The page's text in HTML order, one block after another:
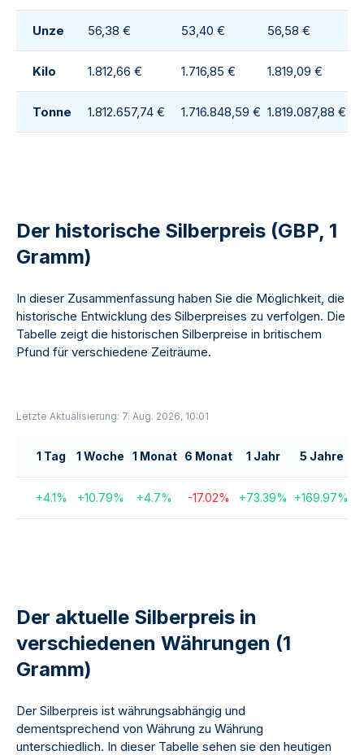
Unze 56,38 € 53,40 € 56,58 €
Kilo 1.812,66 € 1.716,85 € 1.819,09 €
Tonne 1.812.657,74 € 1.716.848,59 € 1.819.087,88 €
Der historische Silberpreis (GBP, 1
Gramm)
In dieser Zusammenfassung haben Sie die Möglichkeit, die
historische Entwicklung des Silberpreises zu verfolgen. Die
Tabelle zeigt die historischen Silberpreise in britischem
Pfund für verschiedene Zeiträume.
Letzte Aktualisierung: 7. Aug. 2026, 10:01
1 Tag 1 Woche 1 Monat 6 Monat 1 Jahr 5 Jahre
+4.1% +10.79% +4.7% -17.02% +73.39% +169.97%
Der aktuelle Silberpreis in
verschiedenen Währungen (1
Gramm)
Der Silberpreis ist währungsabhängig und
dementsprechend von Währung zu Währung
unterschiedlich. In dieser Tabelle sehen sie den heutigen